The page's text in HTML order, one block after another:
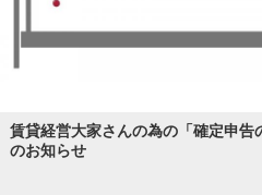
賃貸経営大家さんの為の「確定申
のお知らせ